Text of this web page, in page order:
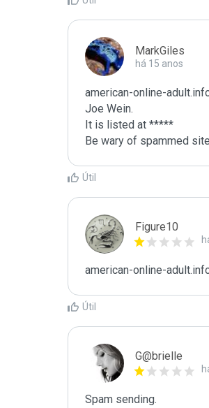
MarkGiles
há 15 anos
american-online-
Joe Wein.
It is listed at *****
Be wary of spammed
Útil
Figure10
american-online-
Útil
G@brielle
Spam sending.